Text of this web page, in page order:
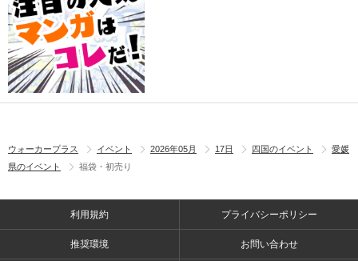
ウォーカープラス イベント 2026年05月 17日 四国のイベント
愛媛
県のイベント
福袋・初売り
利用規約 プライバシーポリシー
推奨環境 お問い合わせ